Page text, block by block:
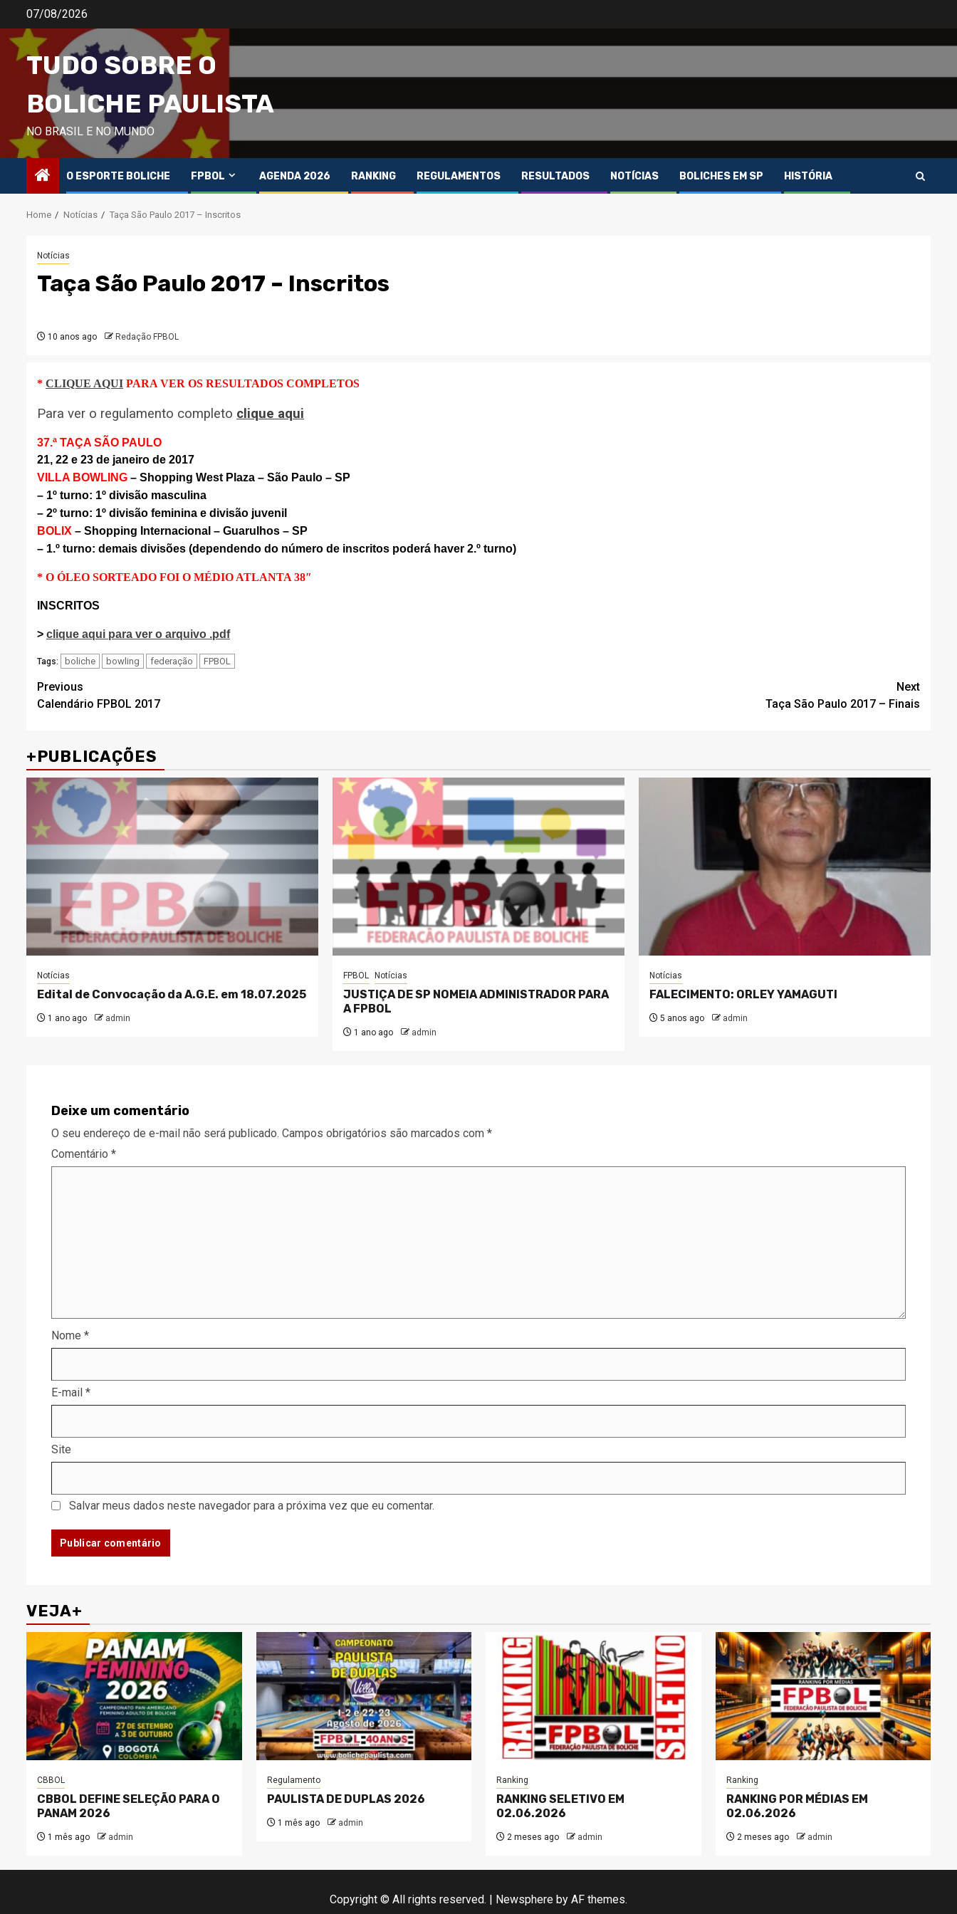
content
07/08/2026
TUDO SOBRE O
BOLICHE PAULISTA
NO BRASIL E NO MUNDO
O ESPORTE BOLICHE FPBOL AGENDA 2026 RANKING REGULAMENTOS RESULTADOS NOTÍCIAS BOLICHES EM SP HISTÓRIA
Home Notícias Taça São Paulo 2017 – Inscritos
Notícias
Taça São Paulo 2017 – Inscritos
10 anos ago Redação FPBOL
* CLIQUE AQUI PARA VER OS RESULTADOS COMPLETOS
Para ver o regulamento completo clique aqui
37.ª TAÇA SÃO PAULO
21, 22 e 23 de janeiro de 2017
VILLA BOWLING – Shopping West Plaza – São Paulo – SP
– 1º turno: 1º divisão masculina
– 2º turno: 1º divisão feminina e divisão juvenil
BOLIX – Shopping Internacional – Guarulhos – SP
– 1.º turno: demais divisões (dependendo do número de inscritos poderá haver 2.º turno)
* O ÓLEO SORTEADO FOI O MÉDIO ATLANTA 38″
INSCRITOS
> clique aqui para ver o arquivo .pdf
Tags: boliche bowling federação FPBOL
Post
navigation
Previous
Calendário FPBOL 2017
Next
Taça São Paulo 2017 – Finais
+PUBLICAÇÕES
Notícias
Edital de Convocação da A.G.E. em 18.07.2025
1 ano ago admin
FPBOL Notícias
JUSTIÇA DE SP NOMEIA ADMINISTRADOR PARA
A FPBOL
1 ano ago admin
Notícias
FALECIMENTO: ORLEY YAMAGUTI
5 anos ago admin
Deixe um comentário
O seu endereço de e-mail não será publicado. Campos obrigatórios são marcados com *
Comentário *
Nome *
E-mail *
Site
Salvar meus dados neste navegador para a próxima vez que eu comentar.
VEJA+
CBBOL
CBBOL DEFINE SELEÇÃO PARA O
PANAM 2026
1 mês ago admin
Regulamento
PAULISTA DE DUPLAS 2026
1 mês ago admin
Ranking
RANKING SELETIVO EM
02.06.2026
2 meses ago admin
Ranking
RANKING POR MÉDIAS EM
02.06.2026
2 meses ago admin
Copyright © All rights reserved. | Newsphere by AF themes.